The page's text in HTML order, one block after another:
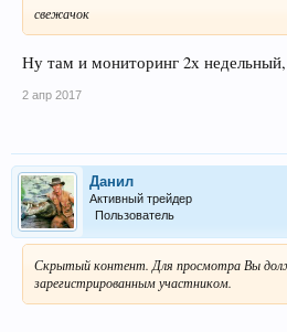
свежачок
Ну там и мониторинг 2х
2 апр 2017
Данил
Активный трейдер
Пользователь
Скрытый контент. Для просмотра Вы
зарегистрированным участником.